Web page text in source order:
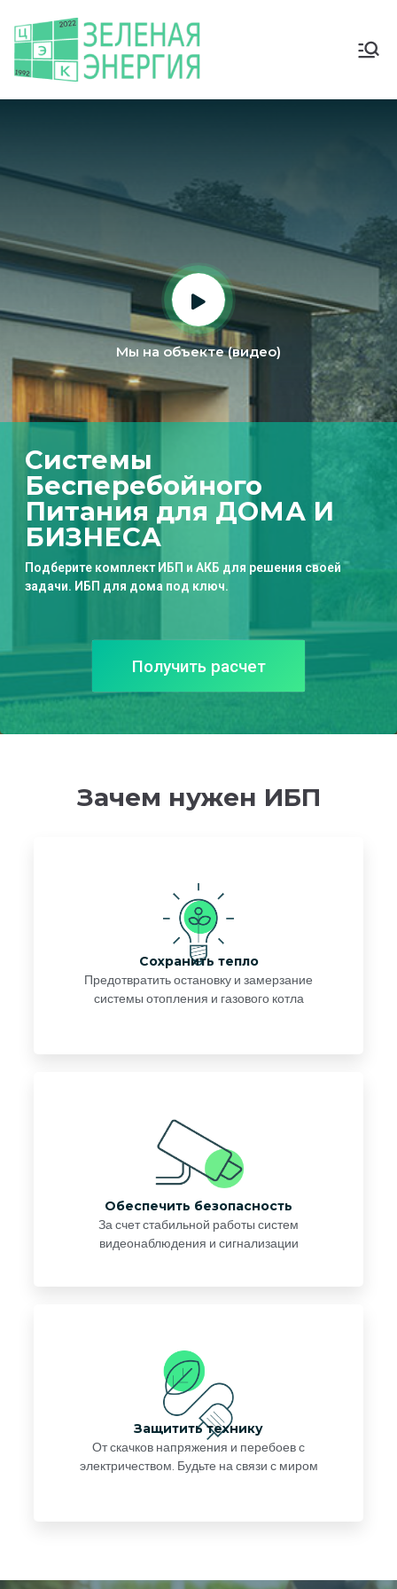
Системы
Бесперебойного
Питания для ДОМА И
БИЗНЕСА
Подберите комплект ИБП и АКБ для решения своей
задачи. ИБП для дома под ключ.
Получить расчет
Мы на объекте (видео)
Зачем нужен ИБП
Сохранить тепло
Предотвратить остановку и замерзание
системы отопления и газового котла
Обеспечить безопасность
За счет стабильной работы систем
видеонаблюдения и сигнализации
Защитить технику
От скачков напряжения и перебоев с
электричеством. Будьте на связи с миром